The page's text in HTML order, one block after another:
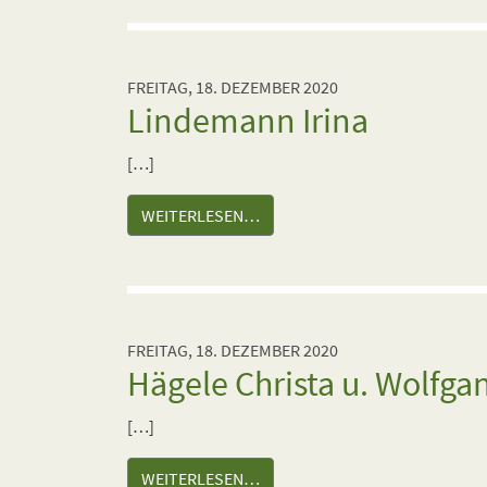
FREITAG, 18. DEZEMBER 2020
Lindemann Irina
[…]
WEITERLESEN…
FREITAG, 18. DEZEMBER 2020
Hägele Christa u.
[…]
WEITERLESEN…